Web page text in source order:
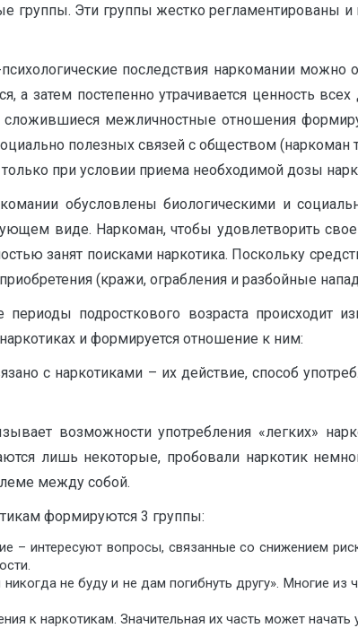
группы. Эти группы жестко регламентированы и
последствия наркомании можно
а затем постепенно утрачивается ценность
сложившиеся межличностные отношения
полезных связей с обществом (наркоман
при условии приема необходимой дозы
обусловлены биологическими и
виде. Наркоман, чтобы удовлетворить
занят поисками наркотика. Поскольку
(кражи, ограбления и разбойные
подросткового возраста происходит
и формируется отношение к ним:
с наркотиками – их действие, способ
возможности употребления «легких»
лишь некоторые, пробовали наркотик
между собой.
формируются 3 группы:
– интересуют вопросы, связанные со снижением
не буду и не дам погибнуть другу». Многие
к наркотикам. Значительная их часть может